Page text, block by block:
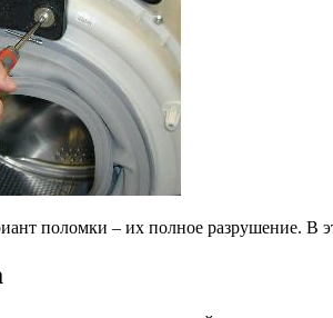
поломки – их полное разрушение. В